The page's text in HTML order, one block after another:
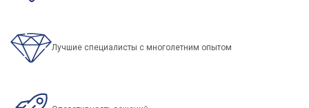
Лучшие специалисты с многолетним опытом